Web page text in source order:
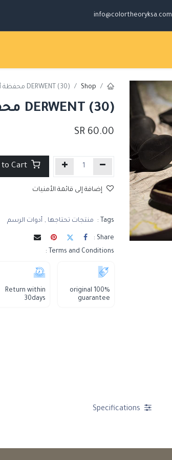
info@colortheoryksa.com
Shop DERWENT (30) محفظة أقلام قماشية
DERWENT (30) محفظة أقلام قماشية
60.00
Add to Cart
إضافة إلى قائمة الأمنيات
Tags : منتجات تحتاجها , أدوات الرسم
Share :
Terms and Conditions :
100% original
guarantee
Return within
30days